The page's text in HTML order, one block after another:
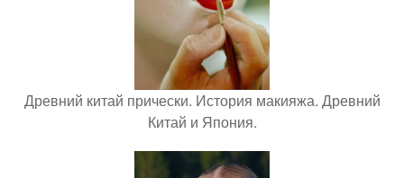
Древний китай прически. История макияжа. Древний
Китай и Япония.